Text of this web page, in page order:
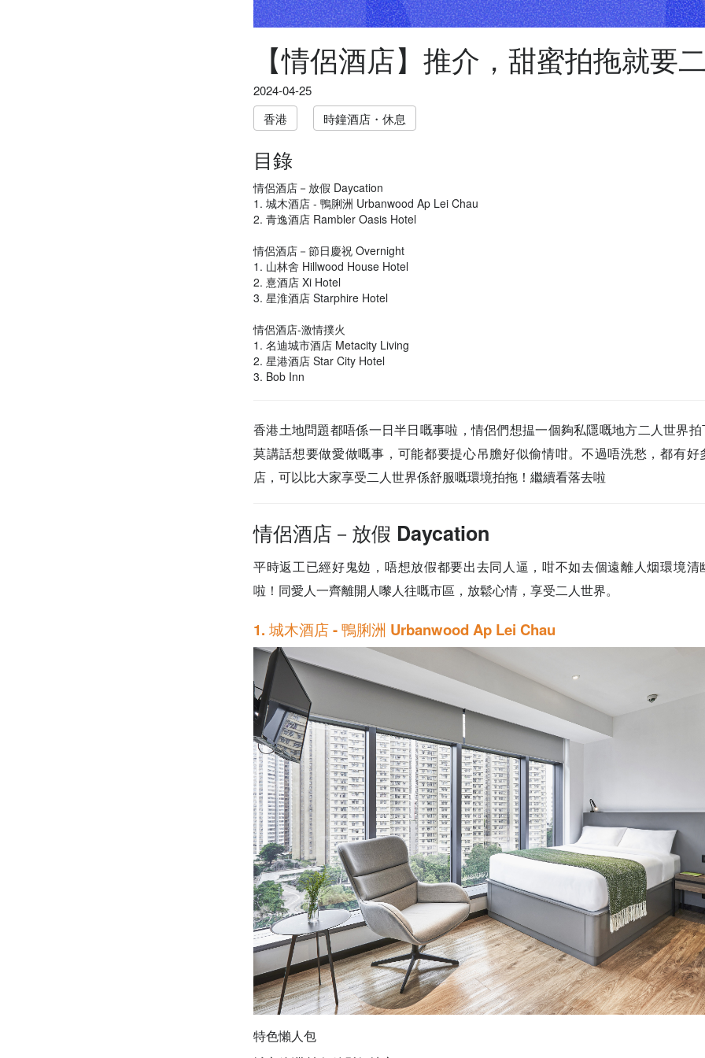
【情侶酒店】推介，甜蜜拍拖就要
2024-04-25
香港
時鐘酒店・休息
目錄
情侶酒店－放假 Daycation
1. 城木酒店 - 鴨脷洲 Urbanwood Ap Lei Chau
2. 青逸酒店 Rambler Oasis Hotel
情侶酒店－節日慶祝 Overnight
1. 山林舍 Hillwood House Hotel
2. 憙酒店 Xi Hotel
3. 星淮酒店 Starphire Hotel
情侶酒店-激情撲火
1. 名迪城市酒店 Metacity Living
2. 星港酒店 Star City Hotel
3. Bob Inn
香港土地問題都唔係一日半日嘅事啦，情侶們想揾一個夠私隱嘅地方二人世界
莫講話想要做愛做嘅事，可能都要提心吊膽好似偷情咁。不過唔洗愁，都有好
店，可以比大家享受二人世界係舒服嘅環境拍拖！繼續看落去啦
情侶酒店－放假 Daycation
平時返工已經好鬼攰，唔想放假都要出去同人逼，咁不如去個遠離人烟環境清
啦！同愛人一齊離開人嚟人往嘅市區，放鬆心情，享受二人世界。
1. 城木酒店 - 鴨脷洲 Urbanwood Ap Lei Chau
特色懶人包